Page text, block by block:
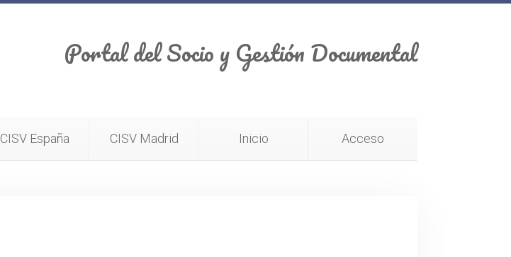
Portal del Socio y Gestión Documental
CISV España CISV Madrid Inicio Acceso